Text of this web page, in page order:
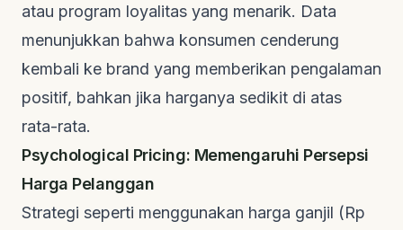
atau program loyalitas yang menarik. Data
menunjukkan bahwa konsumen cenderung
kembali ke brand yang memberikan pengalaman
positif, bahkan jika harganya sedikit di atas
rata-rata.
Psychological Pricing: Memengaruhi Persepsi
Harga Pelanggan
Strategi seperti menggunakan harga ganjil (Rp